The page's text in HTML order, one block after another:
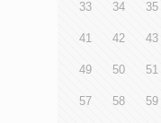
33 34 35
41 42 43
49 50 51
57 58 59